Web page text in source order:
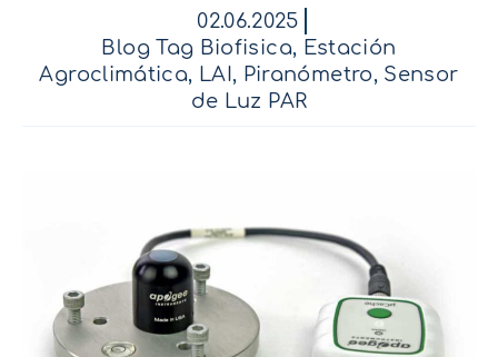
02.06.2025
Blog Tag Biofisica, Estación
Agroclimática, LAI , Piranómetro, Sensor
de Luz PAR